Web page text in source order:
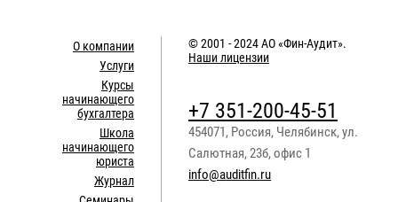
О компании
Услуги
Курсы
начинающего
бухгалтера
Школа
начинающего
юриста
Журнал
© 2001 - 2024АО «Фин-Аудит».
Наши лицензии
+7 351-200-45-51
454071 , Россия, Челябинск,ул.
Салютная, 23б, офис 1
info@auditfin.ru